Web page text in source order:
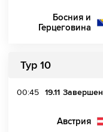
Босния и
Герцеговина
Тур 10
00:45 19.11 Завершен
Австрия